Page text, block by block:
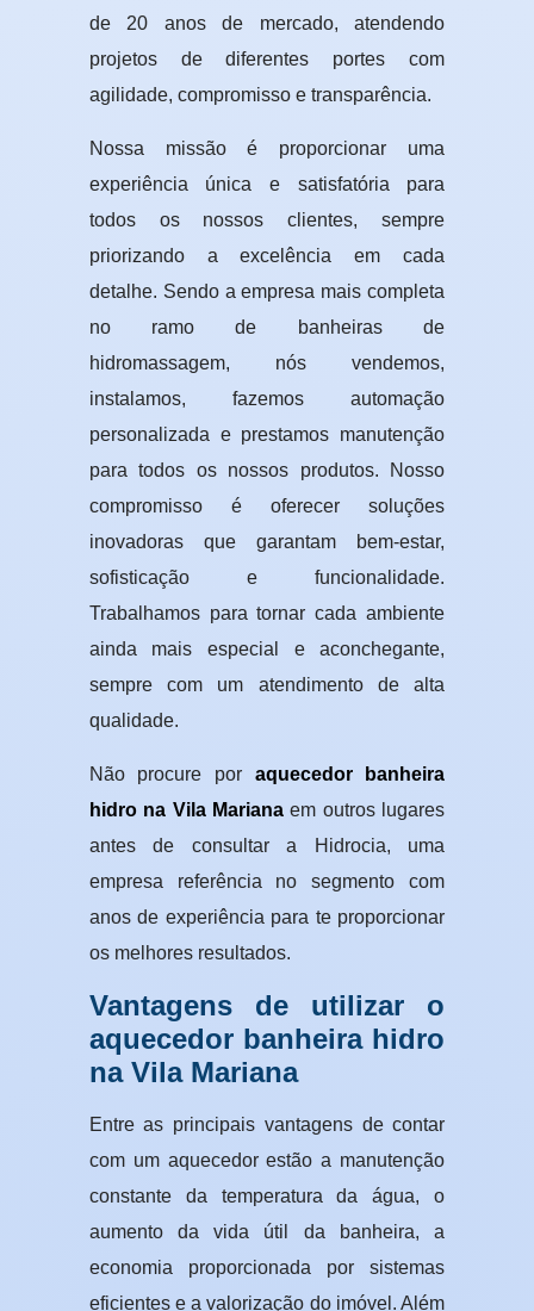
de 20 anos de mercado, atendendo
projetos de diferentes portes com
agilidade, compromisso e transparência.
Nossa missão é proporcionar uma
experiência única e satisfatória para
todos os nossos clientes, sempre
priorizando a excelência em cada
detalhe. Sendo a empresa mais completa
no ramo de banheiras de
hidromassagem, nós vendemos,
instalamos, fazemos automação
personalizada e prestamos manutenção
para todos os nossos produtos. Nosso
compromisso é oferecer soluções
inovadoras que garantam bem-estar,
sofisticação e funcionalidade.
Trabalhamos para tornar cada ambiente
ainda mais especial e aconchegante,
sempre com um atendimento de alta
qualidade.
Não procure por aquecedor banheira
hidro na Vila Marianaem outros lugares
antes de consultar a Hidrocia, uma
empresa referência no segmento com
anos de experiência para te proporcionar
os melhores resultados.
Vantagens de utilizar o
aquecedor banheira hidro
na Vila Mariana
Entre as principais vantagens de contar
com um aquecedor estão a manutenção
constante da temperatura da água, o
aumento da vida útil da banheira, a
economia proporcionada por sistemas
eficientes e a valorização do imóvel. Além